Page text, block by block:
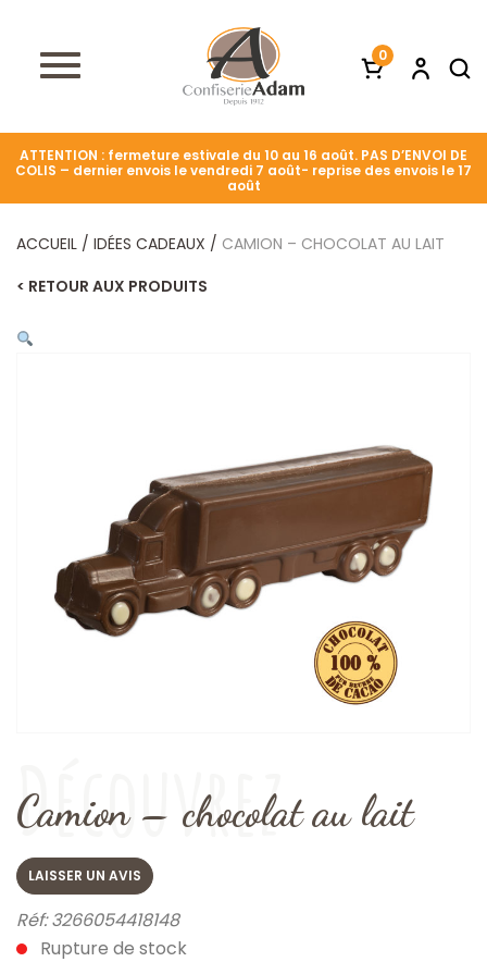
0
ATTENTION : fermeture estivale du 10 au 16 août. PAS D’ENVOI DE
COLIS – dernier envois le vendredi 7 août- reprise des envois le 17
août
ACCUEIL / IDÉES CADEAUX / CAMION – CHOCOLAT AU LAIT
< RETOUR AUX PRODUITS
Camion – chocolat au lait
Découvrez
LAISSER UN AVIS
Réf:3266054418148
Rupture de stock